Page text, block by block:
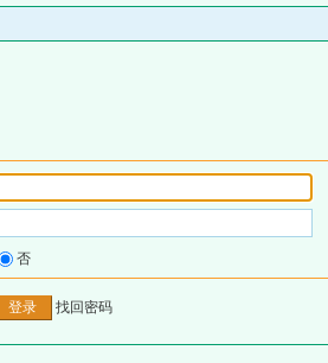
否
找回密码